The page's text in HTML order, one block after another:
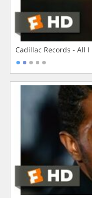
Cadillac Records - All I